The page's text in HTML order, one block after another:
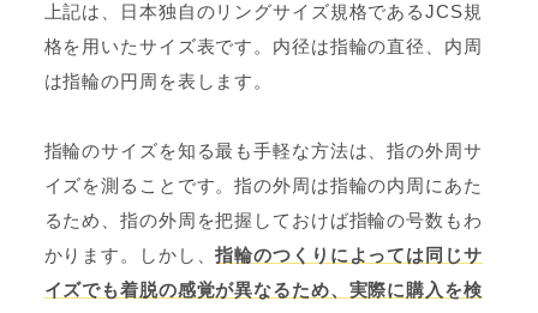
上記は、日本独自のリングサイズ規格であるJCS規
格を用いたサイズ表です。内径は指輪の直径、内周
は指輪の円周を表します。
指輪のサイズを知る最も手軽な方法は、指の外周サ
イズを測ることです。指の外周は指輪の内周にあた
るため、指の外周を把握しておけば指輪の号数もわ
かります。しかし、指輪のつくりによっては同じサ
イズでも着脱の感覚が異なるため、実際に購入を検